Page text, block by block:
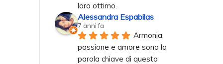
loro ottimo.
Alessandra Espabilas
7 anni fa
Armonia,
passione e amore sono la
parola chiave di questo